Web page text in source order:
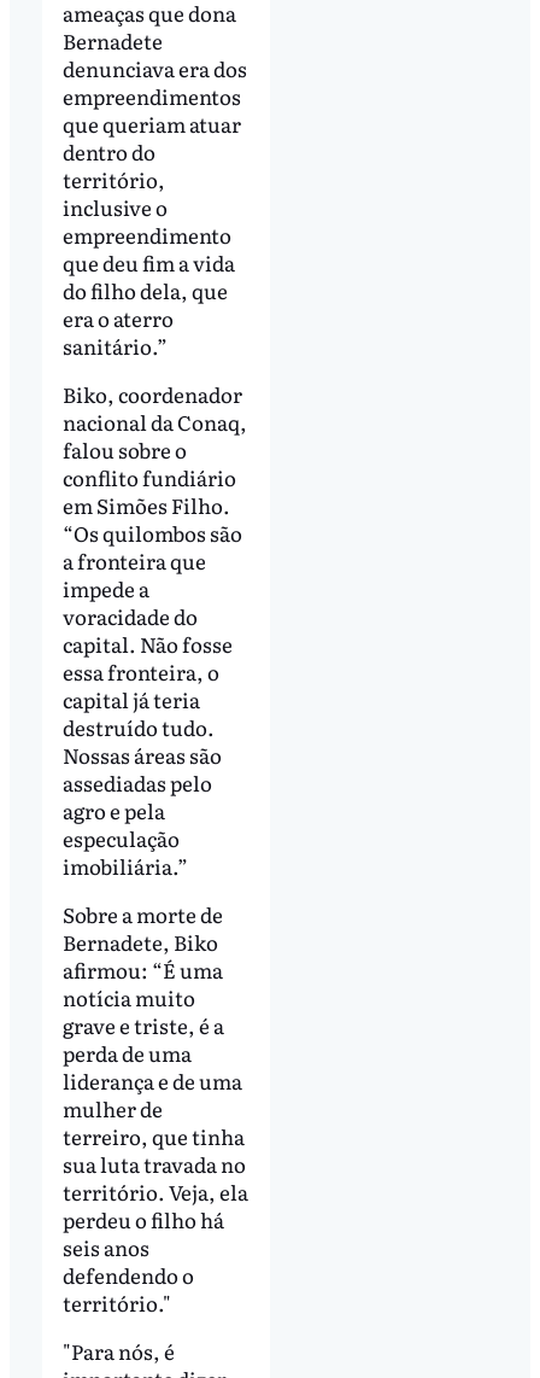
ameaças que dona
Bernadete
denunciava era dos
empreendimentos
que queriam atuar
dentro do
território,
inclusive o
empreendimento
que deu fim a vida
do filho dela, que
era o aterro
sanitário.”
Biko, coordenador
nacional da Conaq,
falou sobre o
conflito fundiário
em Simões Filho.
“Os quilombos são
a fronteira que
impede a
voracidade do
capital. Não fosse
essa fronteira, o
capital já teria
destruído tudo.
Nossas áreas são
assediadas pelo
agro e pela
especulação
imobiliária.”
Sobre a morte de
Bernadete, Biko
afirmou: “É uma
notícia muito
grave e triste, é a
perda de uma
liderança e de uma
mulher de
terreiro, que tinha
sua luta travada no
território. Veja, ela
perdeu o filho há
seis anos
defendendo o
território."
"Para nós, é